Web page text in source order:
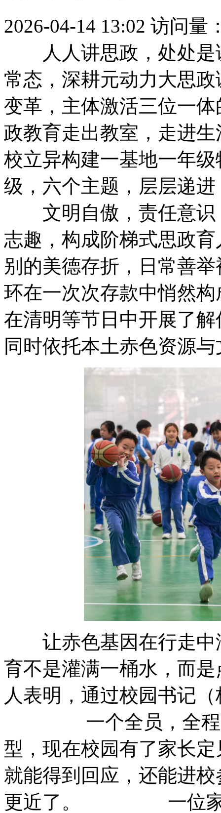
2026-04-14 13:02 访问量
人人讲思政，处处是
常态，深耕元动力大思
变革，主体激活三
政教育走出教室，走进
校立异构建一基地一年
级，六个主题，层层
文明自傲，责任意识
志趣，构成阶梯式思政
别的美德存折，日
环在一次次存款中悄然
在清明等节日中开展了
同时依托本土赤色资
让赤色基因在行走中
育不是灌满一桶水，而
人表明，通过校园书记
一个全员，全程，
型，现在校园有了家长
就能得到回应，还能进
更近了。 一位家长